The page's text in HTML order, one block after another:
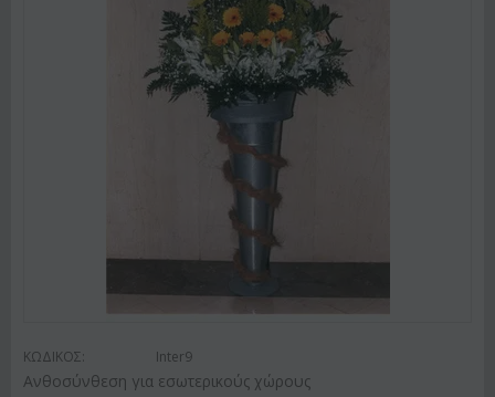
ΚΩΔΙΚΟΣ: Inter9
Ανθοσύνθεση για εσωτερικούς χώρους